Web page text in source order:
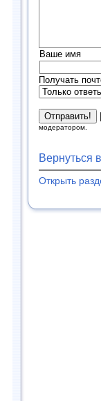
Ваше имя
Получать
модератором.
Вернуться
Открыть